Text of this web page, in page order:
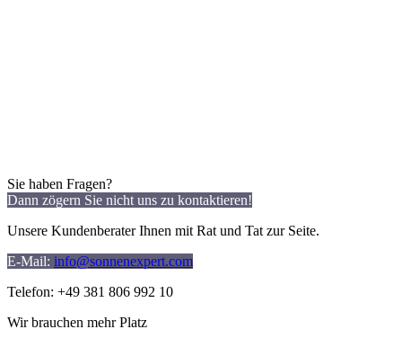
Sie haben Fragen?
Dann zögern Sie nicht uns zu kontaktieren!
Unsere Kundenberater Ihnen mit Rat und Tat zur Seite.
E-Mail: info@sonnenexpert.com
Telefon: +49 381 806 992 10
Wir brauchen mehr Platz